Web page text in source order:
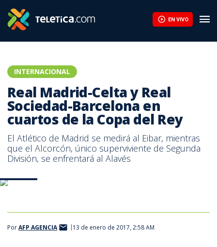
EN VIVO
INTERNACIONAL
Real Madrid-Celta y Real
Sociedad-Barcelona en
cuartos de la Copa del Rey
El Atlético de Madrid se medirá al Eibar, mientras
que el Alcorcón, único superviviente de Segunda
División, se enfrentará al Alavés
PorAFP AGENCIA 13 de enero de 2017, 2:58 AM